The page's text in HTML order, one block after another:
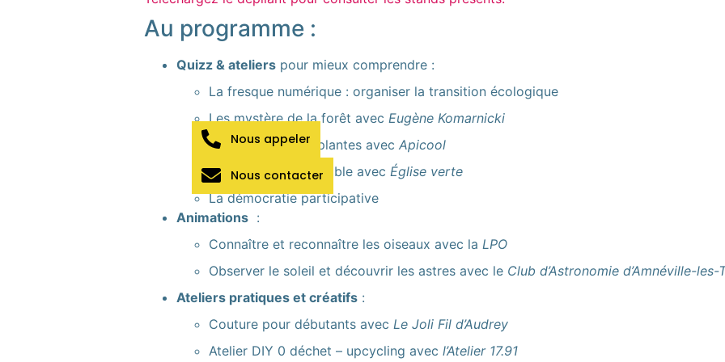
Au programme :
Quizz & ateliers pour mieux comprendre :
La fresque numérique : organiser la transition écologique
Les mystère de la forêt avec Eugène Komarnicki
L’intelligence des plantes avec Apicool
Le commerce équitable avec Église verte
La démocratie participative
Animations :
Connaître et reconnaître les oiseaux avec la LPO
Observer le soleil et découvrir les astres avec le Club d’Astronomie d’Amnéville-les-
Ateliers pratiques et créatifs :
Couture pour débutants avec Le Joli Fil d’Audrey
Atelier DIY 0 déchet – upcycling avec l’Atelier 17.91
Nous appeler
Nous contacter